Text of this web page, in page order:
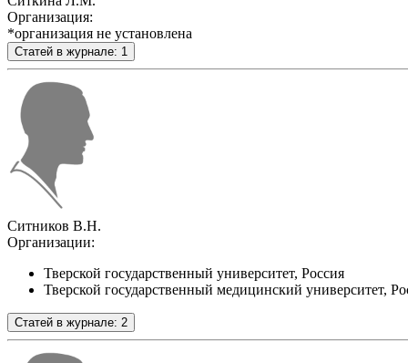
Организация:
*организация не установлена
Статей в журнале: 1
Ситников В.Н.
Организации:
Тверской государственный университет, Россия
Тверской государственный медицинский университет,
Статей в журнале: 2